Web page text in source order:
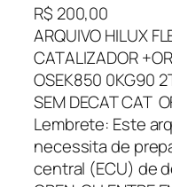
R$ 200,00
ARQUIVO HILUX
CATALIZADOR
OSEK850 0KG90
SEM DECAT CAT
Lembrete: Este
necessita de
central (ECU) de